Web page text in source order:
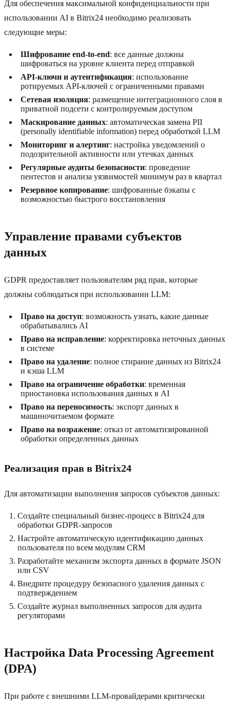
Для обеспечения максимальной конфиденциальности при
использовании AI в Bitrix24 необходимо реализовать
следующие меры:
Шифрование end-to-end: все данные должны
шифроваться на уровне клиента перед отправкой
API-ключи и аутентификация: использование
ротируемых API-ключей с ограниченными правами
Сетевая изоляция: размещение интеграционного слоя в
приватной подсети с контролируемым доступом
Маскирование данных: автоматическая замена PII
(personally identifiable information) перед обработкой LLM
Мониторинг и алертинг: настройка уведомлений о
подозрительной активности или утечках данных
Регулярные аудиты безопасности: проведение
пентестов и анализа уязвимостей минимум раз в квартал
Резервное копирование: шифрованные бэкапы с
возможностью быстрого восстановления
Управление правами субъектов
данных
GDPR предоставляет пользователям ряд прав, которые
должны соблюдаться при использовании LLM:
Право на доступ: возможность узнать, какие данные
обрабатывались AI
Право на исправление: корректировка неточных данных
в системе
Право на удаление: полное стирание данных из Bitrix24
и кэша LLM
Право на ограничение обработки: временная
приостановка использования данных в AI
Право на переносимость: экспорт данных в
машиночитаемом формате
Право на возражение: отказ от автоматизированной
обработки определенных данных
Реализация прав в Bitrix24
Для автоматизации выполнения запросов субъектов данных:
Создайте специальный бизнес-процесс в Bitrix24 для
обработки GDPR-запросов
Настройте автоматическую идентификацию данных
пользователя по всем модулям CRM
Разработайте механизм экспорта данных в формате JSON
или CSV
Внедрите процедуру безопасного удаления данных с
подтверждением
Создайте журнал выполненных запросов для аудита
регуляторами
Настройка Data Processing Agreement
(DPA)
При работе с внешними LLM-провайдерами критически